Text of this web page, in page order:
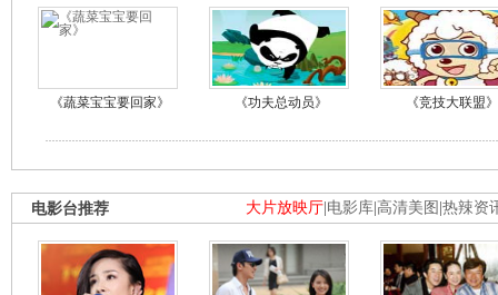
《蔬菜宝宝要回家》 《功夫总动员》 《竞技大联盟》
大片放映厅 电影库 高清美图 热辣资
电影台推荐